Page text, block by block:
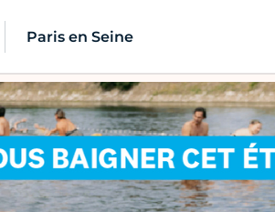
Paris en Seine